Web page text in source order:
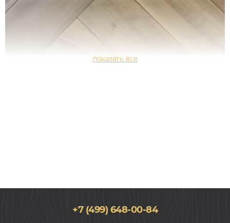
+7 (499) 648-00-84